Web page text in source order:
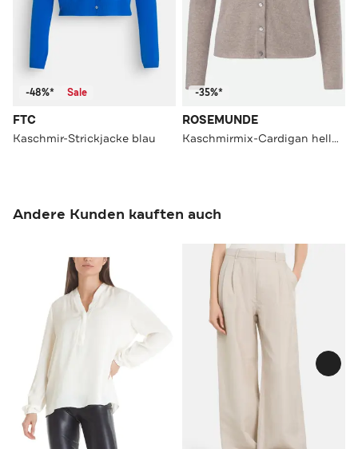
-48%* Sale
FTC
Kaschmir-Strickjacke blau
-35%*
ROSEMUNDE
Kaschmirmix-Cardigan hellbraun
Andere Kunden kauften auch